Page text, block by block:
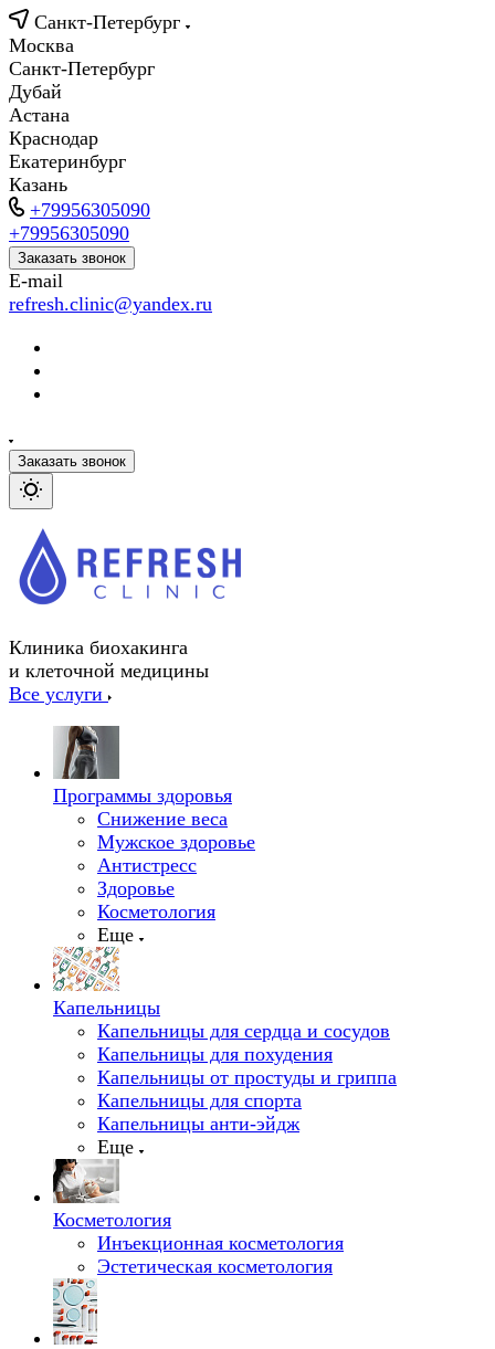
Санкт-Петербург
Москва
Санкт-Петербург
Дубай
Астана
Краснодар
Екатеринбург
Казань
+79956305090
+79956305090
Заказать звонок
E-mail
refresh.clinic@yandex.ru
Заказать звонок
Клиника биохакинга
и клеточной медицины
Все услуги
Программы здоровья
Снижение веса
Мужское здоровье
Антистресс
Здоровье
Косметология
Еще
Капельницы
Капельницы для сердца и сосудов
Капельницы для похудения
Капельницы от простуды и гриппа
Капельницы для спорта
Капельницы анти-эйдж
Еще
Косметология
Инъекционная косметология
Эстетическая косметология